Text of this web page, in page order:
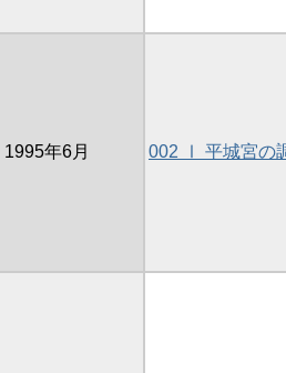
1995年6月 002 Ⅰ 平城宮の